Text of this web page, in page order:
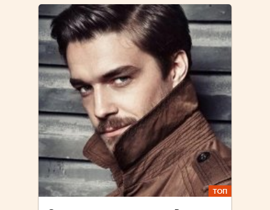
ТОП